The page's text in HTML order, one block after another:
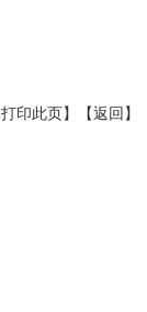
打印此页 】【返回 】